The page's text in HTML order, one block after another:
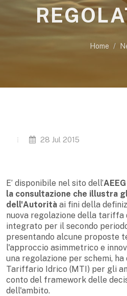
Home
28 Jul 2015
E’ disponibile nel sito dell’AEEG
la consultazione che illustra
dell'Autorità ai fini della
nuova regolazione della tariffa
integrato per il secondo
presentando alcune proposte
l'approccio asimmetrico e
una regolazione per schemi,
Tariffario Idrico (MTI) per gli
conto del framework delle
dell'ambito.